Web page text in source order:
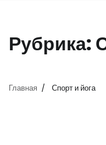
Рубрика:
Главная Спорт и йога